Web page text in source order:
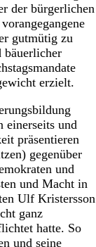
der bürgerlichen
gutmütig zu
bäuerlicher
erzielt.
einerseits und
präsentieren
gegenüber
und
und Macht in
Ulf Kristersson
ganz
hatte. So
und seine